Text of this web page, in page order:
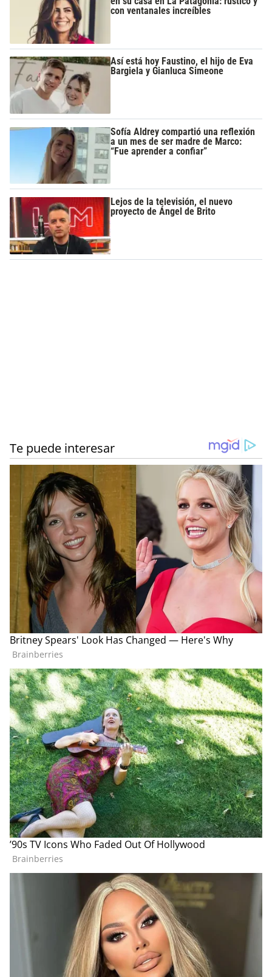
con ventanales increíbles
Así está hoy Faustino, el hijo de Eva
Bargiela y Gianluca Simeone
Sofía Aldrey compartió una reflexión
a un mes de ser madre de Marco:
“Fue aprender a confiar”
Lejos de la televisión, el nuevo
proyecto de Ángel de Brito